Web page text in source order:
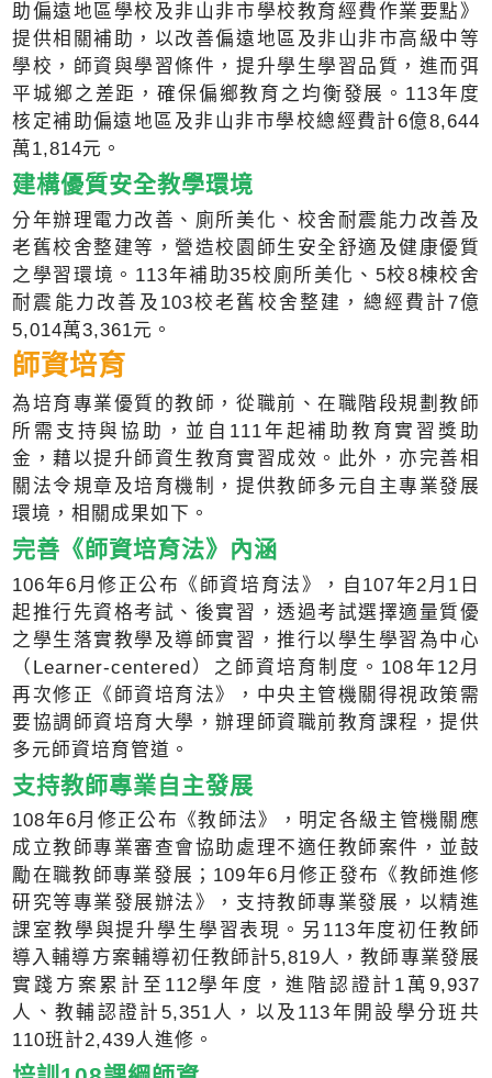
助偏遠地區學校及非山非市學校教育經費作業要點》
提供相關補助，以改善偏遠地區及非山非市高級中等
學校，師資與學習條件，提升學生學習品質，進而弭
平城鄉之差距，確保偏鄉教育之均衡發展。113年度
核定補助偏遠地區及非山非市學校總經費計6億8,644
萬1,814元。
建構優質安全教學環境
分年辦理電力改善、廁所美化、校舍耐震能力改善及
老舊校舍整建等，營造校園師生安全舒適及健康優質
之學習環境。113年補助35校廁所美化、5校8棟校舍
耐震能力改善及103校老舊校舍整建，總經費計7億
5,014萬3,361元。
師資培育
為培育專業優質的教師，從職前、在職階段規劃教師
所需支持與協助，並自111年起補助教育實習獎助
金，藉以提升師資生教育實習成效。此外，亦完善相
關法令規章及培育機制，提供教師多元自主專業發展
環境，相關成果如下。
完善《師資培育法》內涵
106年6月修正公布《師資培育法》，自107年2月1日
起推行先資格考試、後實習，透過考試選擇適量質優
之學生落實教學及導師實習，推行以學生學習為中心
（Learner-centered）之師資培育制度。108年12月
再次修正《師資培育法》，中央主管機關得視政策需
要協調師資培育大學，辦理師資職前教育課程，提供
多元師資培育管道。
支持教師專業自主發展
108年6月修正公布《教師法》，明定各級主管機關應
成立教師專業審查會協助處理不適任教師案件，並鼓
勵在職教師專業發展；109年6月修正發布《教師進修
研究等專業發展辦法》，支持教師專業發展，以精進
課室教學與提升學生學習表現。另113年度初任教師
導入輔導方案輔導初任教師計5,819人，教師專業發展
實踐方案累計至112學年度，進階認證計1萬9,937
人、教輔認證計5,351人，以及113年開設學分班共
110班計2,439人進修。